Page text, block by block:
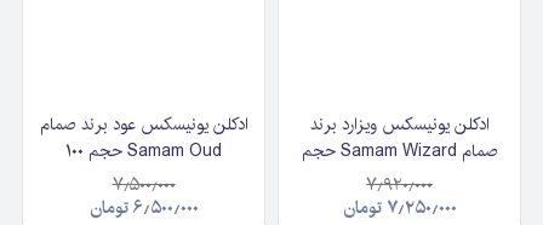
ادکلن یونیسکس ویزارد برند
صمام Samam Wizard حجم
۱۰۰ میلی‌لیتر
۷٫۹۲۰٫۰۰۰
۷٫۲۵۰٫۰۰۰ تومان
ادکلن یونیسکس عود برند صمام
Samam Oud حجم ۱۰۰
میلی‌لیتر
۷٫۵۰۰٫۰۰۰
۶٫۵۰۰٫۰۰۰تومان